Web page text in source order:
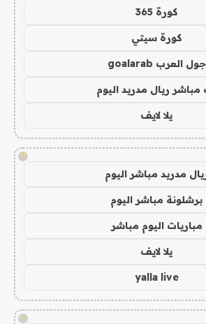
كورة 365
كورة سيتي
جول العرب goalarab
ريال مدريد اليوم
يلا لايف
!
مدريد مباشر اليوم
برشلونة مباشر اليوم
مباريات اليوم مباشر
يلا لايف
yalla live
!